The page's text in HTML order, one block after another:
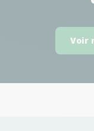
Voir